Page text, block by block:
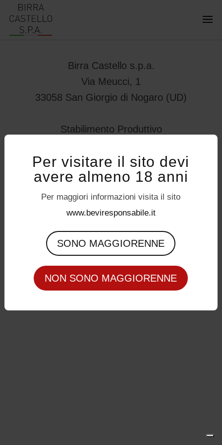
Birra Castello s.p.a.
Via Meucci, 1
33058 San Giorgio di Nogaro (UD)
Stabilimento Produttivo
32034 – Pedavena (BL)
servizioconsumatori@birracastello.it
Seguici su
P.I. 01994920302
Per visitare il sito devi
avere almeno 18 anni
Per maggiori informazioni visita il sito
www.beviresponsabile.it
SONO MAGGIORENNE
NON SONO MAGGIORENNE